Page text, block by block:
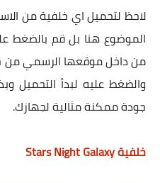
لاحظ لتحميل اي خلفية من
الموضوع هنا بل قم بالضغط
من داخل موقعها الرسمي من
والضغط عليه لبدأ التحميل
جودة ممكنة مثالية لجهازك.
خلفية Stars Night Galaxy